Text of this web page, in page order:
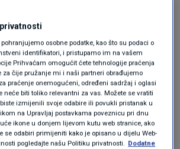
brodu "Lastovo", u
prošle godine poginula tri
UpraveDavid Sopta
otići.
, Turudić se je komentirao i
pohranjujemo osobne podatke, kao što su podaci o
identifikatori, i pristupamo im na vašem
Prihvaćam omogućit ćete tehnologije praćenja
za čije pružanje mi i naši partneri obrađujemo
praćenje onemogućeni, određeni sadržaj i oglasi
neće biti toliko relevantni za vas. Možete se vratiti
izmijenili svoje odabire ili povukli pristanak u
na Upravljaj postavkama poveznicu pri dnu
ikone u donjem lijevom kutu web stranice, ako
se odabiri primijeniti kako je opisano u dijelu Web-
pogledajte našu Politiku privatnosti. Dodatne